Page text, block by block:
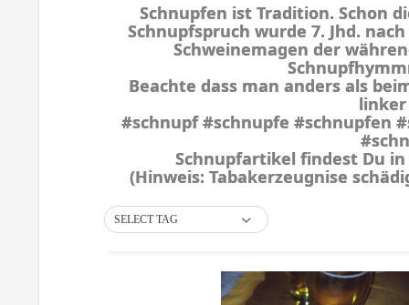
Schnupfen ist Tradition. Schon
Schnupfspruch wurde 7. Jhd.
Schweinemagen der
Beachte dass man anders als
#schnupf #schnupfe #schnupfen
Schnupfartikel findest Du
(Hinweis: Tabakerzeugnise
SELECT TAG